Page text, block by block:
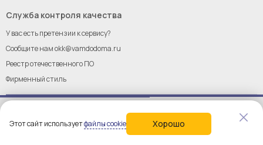
Этот сайт используетфайлы cookie Хорошо
Служба контроля качества
У вас есть претензии к сервису?
Сообщите намokk@vamdodoma.ru
Реестр отечественного ПО
Фирменный стиль